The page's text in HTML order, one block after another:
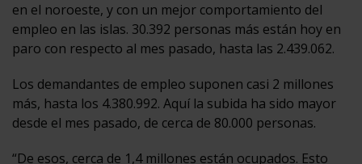
en el noroeste, y con un mejor comportamiento del
empleo en las islas. 30.392 personas más están hoy en
paro con respecto al mes pasado, hasta las 2.439.062.
Los demandantes de empleo suponen casi 2 millones
más, hasta los 4.380.992. Aquí la subida ha sido mayor
desde el mes pasado, de cerca de 80.000 personas.
“De esos, cerca de 1,4 millones están ocupados. Esto